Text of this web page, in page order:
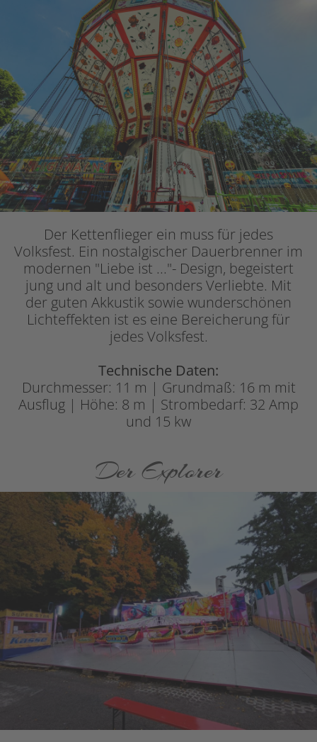
Der Kettenflieger ein muss für jedes
Volksfest. Ein nostalgischer Dauerbrenner im
modernen "Liebe ist ..."- Design, begeistert
jung und alt und besonders Verliebte. Mit
der guten Akkustik sowie wunderschönen
Lichteffekten ist es eine Bereicherung für
jedes Volksfest.
Technische Daten:
Durchmesser: 11 m | Grundmaß: 16 m mit
Ausflug | Höhe: 8 m | Strombedarf: 32 Amp
und 15 kw
Der Explorer